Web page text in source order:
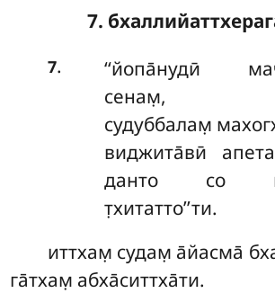
7.
7. ‘‘йопа̄нудӣ
сенам̣,
судуббалам̣
виджита̄вӣ
данто со
т̣хитатто’’ти.
иттхам̣ судам̣ а̄йасма̄
га̄тхам̣ абха̄ситтха̄ти.